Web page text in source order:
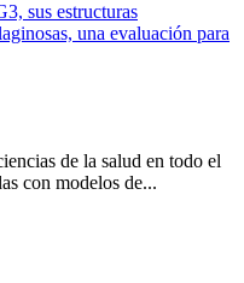
sus estructuras
una evaluación para
de la salud en todo el
con modelos de...